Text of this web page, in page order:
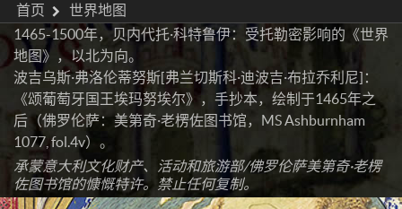
首页
世界地图
1465-1500年，贝内代托·科特鲁伊：受托勒密影响的《世界
地图》，以北为向。
波吉乌斯·弗洛伦蒂努斯[弗兰切斯科·迪波吉·布拉乔利尼]：
《颂葡萄牙国王埃玛努埃尔》，手抄本，绘制于1465年之
后（佛罗伦萨：美第奇·老楞佐图书馆，MS Ashburnham
1077, fol.4v）。
承蒙意大利文化财产、活动和旅游部/佛罗伦萨美第奇·老楞
佐图书馆的慷慨特许。禁止任何复制。